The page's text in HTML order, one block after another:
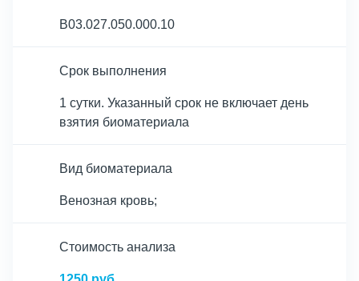
B03.027.050.000.10
Срок выполнения
1 сутки. Указанный срок не включает день
взятия биоматериала
Вид биоматериала
Венозная кровь;
Cтоимость анализа